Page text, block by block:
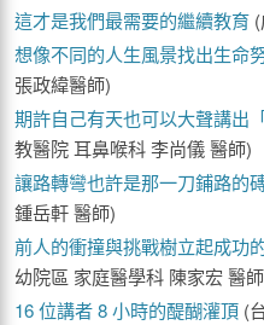
這才是我們最需要的繼續教育
想像不同的人生風景找出生命
張政緯醫師)
期許自己有天也可以大聲講出
教醫院 耳鼻喉科 李尚儀 醫師)
讓路轉彎也許是那一刀鋪路的
鍾岳軒 醫師)
前人的衝撞與挑戰樹立起成功
幼院區 家庭醫學科 陳家宏 醫
16 位講者 8 小時的醍醐灌頂 (